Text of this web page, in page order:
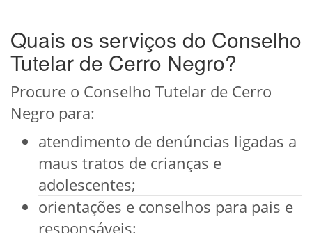
Quais os serviços do Conselho
Tutelar de Cerro Negro?
Procure o Conselho Tutelar de Cerro
Negro para:
atendimento de denúncias ligadas a
maus tratos de crianças e
adolescentes;
orientações e conselhos para pais e
responsáveis;